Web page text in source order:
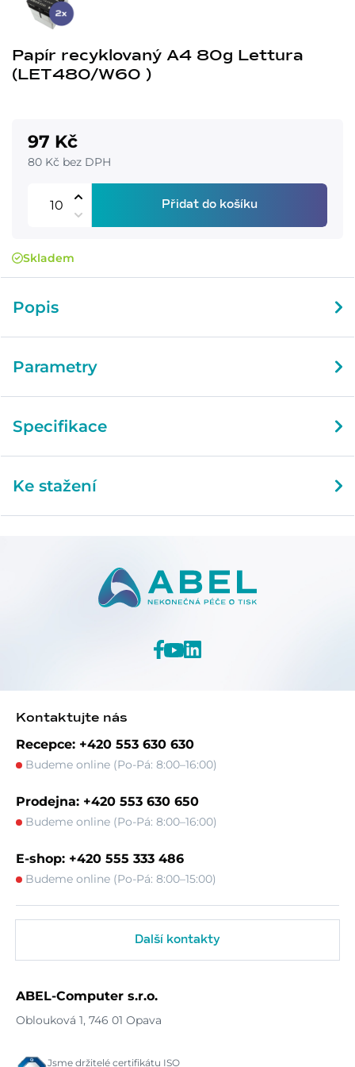
Papír recyklovaný A4 80g Lettura
(LET480/W60 )
97 Kč
80 Kč bez DPH
Přidat do košíku
Skladem
Popis
Parametry
Specifikace
Ke stažení
Kontaktujte nás
Recepce: +420 553 630 630
Budeme online (Po-Pá: 8:00–16:00)
Prodejna: +420 553 630 650
Budeme online (Po-Pá: 8:00–16:00)
E-shop: +420 555 333 486
Budeme online (Po-Pá: 8:00–15:00)
Další kontakty
ABEL-Computer s.r.o.
Oblouková 1, 746 01 Opava
Jsme držitelé certifikátu ISO